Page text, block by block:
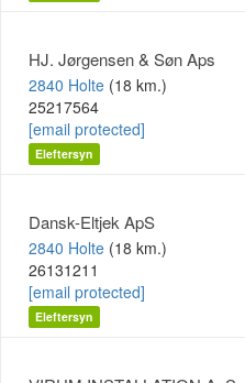
HJ. Jørgensen & Søn Aps
2840 Holte (18 km.)
25217564
[email protected]
Eleftersyn
Dansk-Eltjek ApS
2840 Holte (18 km.)
26131211
[email protected]
Eleftersyn